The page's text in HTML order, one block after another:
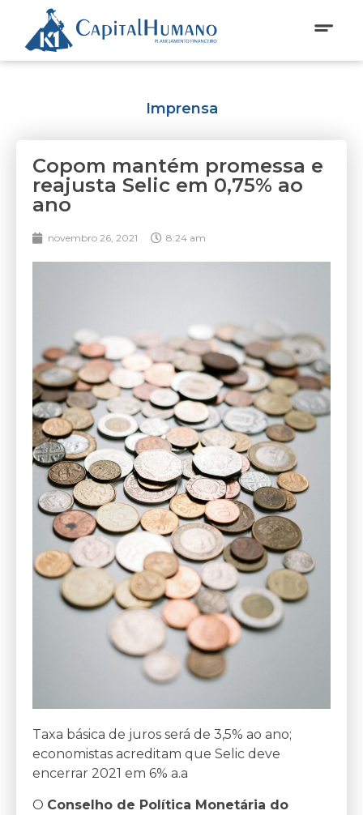
Imprensa
Copom mantém promessa e
reajusta Selic em 0,75% ao
ano
novembro 26, 2021 8:24 am
Taxa básica de juros será de 3,5% ao ano;
economistas acreditam que Selic deve
encerrar 2021 em 6% a.a
O Conselho de Política Monetária do